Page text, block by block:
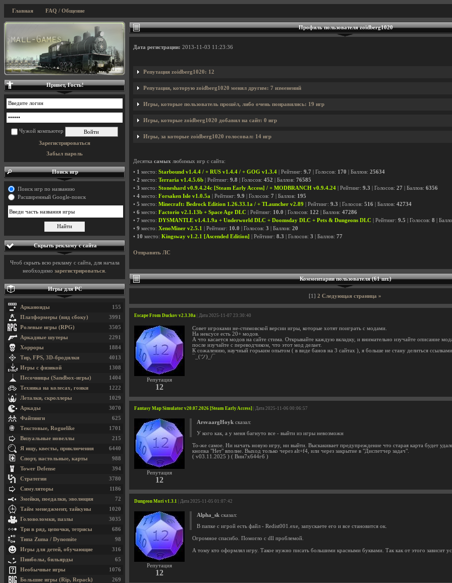
Главная FAQ / Общение
Профиль пользователя zoidberg1020
Дата регистрации: 2013-11-03 11:23:36
Репутация zoidberg1020: 12
Репутация, которую zoidberg1020 менял другим: 7 изменений
Игры, которые пользователь прошёл, либо очень понравились: 19 игр
Игры, которые zoidberg1020 добавил на сайт: 0 игр
Игры, за которые zoidberg1020 голосовал: 14 игр
Десятка самых любимых игр с сайта:
• 1 место: Starbound v1.4.4 / + RUS v1.4.4 / + GOG v1.3.4 | Рейтинг: 9.7 | Голосов: 170 | Баллов: 25634
• 2 место: Terraria v1.4.5.6b | Рейтинг: 9.8 | Голосов: 452 | Баллов: 76585
• 3 место: Stoneshard v0.9.4.24c [Steam Early Access] / + MODBRANCH v0.9.4.24 | Рейтинг: 9.3 | Голосов: 27 | Баллов: 6356
• 4 место: Forsaken Isle v1.0.5a | Рейтинг: 9.9 | Голосов: 7 | Баллов: 195
• 5 место: Minecraft: Bedrock Edition 1.26.33.1a / + TLauncher v2.89 | Рейтинг: 9.3 | Голосов: 516 | Баллов: 42734
• 6 место: Factorio v2.1.13b + Space Age DLC | Рейтинг: 10.0 | Голосов: 122 | Баллов: 47286
• 7 место: DYSMANTLE v1.4.1.9a + Underworld DLC + Doomsday DLC + Pets & Dungeons DLC | Рейтинг: 9.5 | Голосов: 8 |
• 9 место: XenoMiner v2.5.1 | Рейтинг: 10.0 | Голосов: 3 | Баллов: 20
• 10 место: Kingsway v1.2.1 [Ascended Edition] | Рейтинг: 8.3 | Голосов: 3 | Баллов: 77
Отправить ЛС
Комментарии пользователя (61 шт.)
[1] 2 Следующая страница »
Escape From Duckov v2.3.30a | Дата 2025-11-07 23:30:40
Репутация
12
Совет игроками не-стимовской версии игры, которые хотят поиграть с модами.
На нексусе есть 20+ модов.
А что касается модов на сайте стима. Открывайте каждую вкладку, и внимательно изучайте описание
после изучайте с переводчиком, что этот мод делает.
К сожалению, научный горьким опытом ( в виде банов на 3 сайтах ), я больше не стану делиться
¯_(ツ)_/¯
Fantasy Map Simulator v20.07.2026 [Steam Early Access] | Дата 2025-11-06 00:06:57
Репутация
12
ArsvaargHoyk сказал:
У кого как, а у меня багнуто все - выйти из игры невозможн
То-же самое. Ни начать новую игру, ни выйти. Выскакивает предупреждение что старая карта будет
кнопка "Нет" вполне. Выход только через alt+f4, или через закрытие в "Диспетчер задач".
( v03.11.2025 ) ( Вин7х644гб )
Dungeon Mori v1.3.1 | Дата 2025-11-05 01:07:42
Репутация
12
Alpha_sk сказал:
В папке с игрой есть файл - Redist001.exe, запускаете его и все становится ок.
Огромное спасибо. Помогло с dll проблемой.
А тому кто оформлял игру. Такое нужно писать большими красными буквами. Так как от этого зависит
Привет, Гость!
Чужой компьютер
Зарегистрироваться
Забыл пароль
Поиск игр
Поиск игр по названию
Расширенный Google-поиск
Скрыть рекламу с сайта
Чтоб скрыть всю рекламу с сайта, для начала
необходимо зарегистрироваться
Игры для PC
155
Арканоиды
3991
Платформеры (вид сбоку)
3505
Ролевые игры (RPG)
2291
Аркадные шутеры
1884
Хорроры
4013
Тир, FPS, 3D-бродилки
1308
Игры с физикой
1404
Песочницы (Sandbox-игры)
1222
Техника на колесах, гонки
1029
Леталки, скроллеры
3070
Аркады
625
Файтинги
1701
Текстовые, Roguelike
215
Визуальные новеллы
6440
Я ищу, квесты, приключения
988
Спорт, настольные, карты
394
Tower Defense
3780
Стратегии
1186
Симуляторы
72
Змейки, поедалки, эволюция
1020
Тайм менеджмент, тайкуны
3035
Головоломки, пазлы
686
Три в ряд, цепочки, тетрисы
98
Типа Zuma / Dynomite
316
Игры для детей, обучающие
65
Пинболы, бильярды
1076
Необычные игры
269
Большие игры (Rip, Repack)